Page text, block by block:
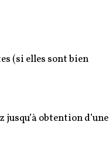
(si elles sont bien
obtention d’une